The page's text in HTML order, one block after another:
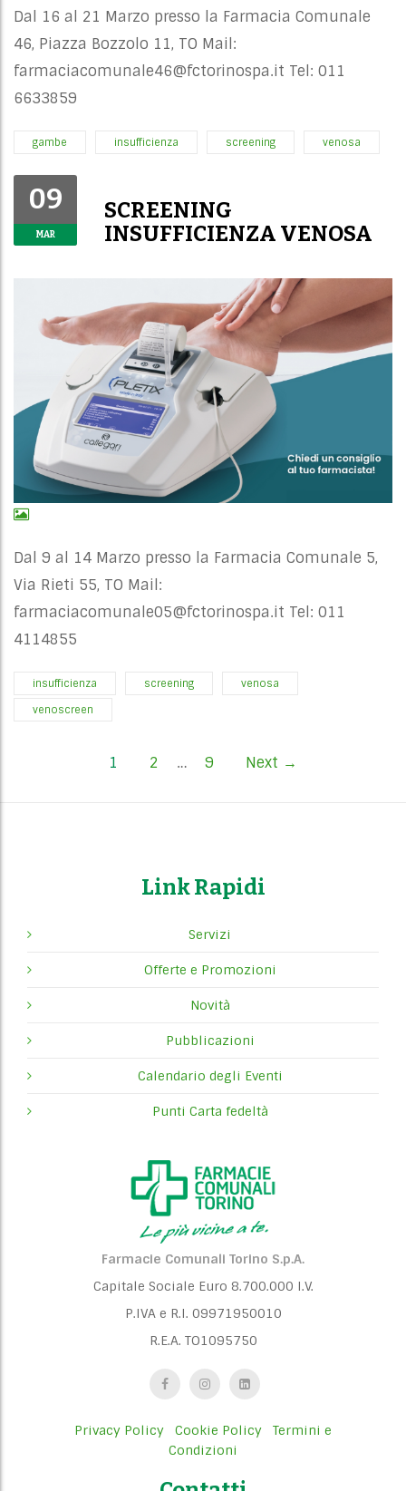
Dal 16 al 21 Marzo presso la Farmacia Comunale
46, Piazza Bozzolo 11, TO Mail:
farmaciacomunale46@fctorinospa.it Tel: 011
6633859
gambe insufficienza screening venosa
09
MAR
SCREENING
INSUFFICIENZA VENOSA
Dal 9 al 14 Marzo presso la Farmacia Comunale 5,
Via Rieti 55, TO Mail:
farmaciacomunale05@fctorinospa.it Tel: 011
4114855
insufficienza screening venosa
venoscreen
n
a
v
g
a
1 2 … 9 Next →
Link Rapidi
Servizi
Offerte e Promozioni
Novità
Pubblicazioni
Calendario degli Eventi
Punti Carta fedeltà
Farmacie Comunali Torino S.p.A.
Capitale Sociale Euro 8.700.000 I.V.
P.IVA e R.I. 09971950010
R.E.A. TO1095750
Privacy Policy Cookie Policy
Termini e
Condizioni